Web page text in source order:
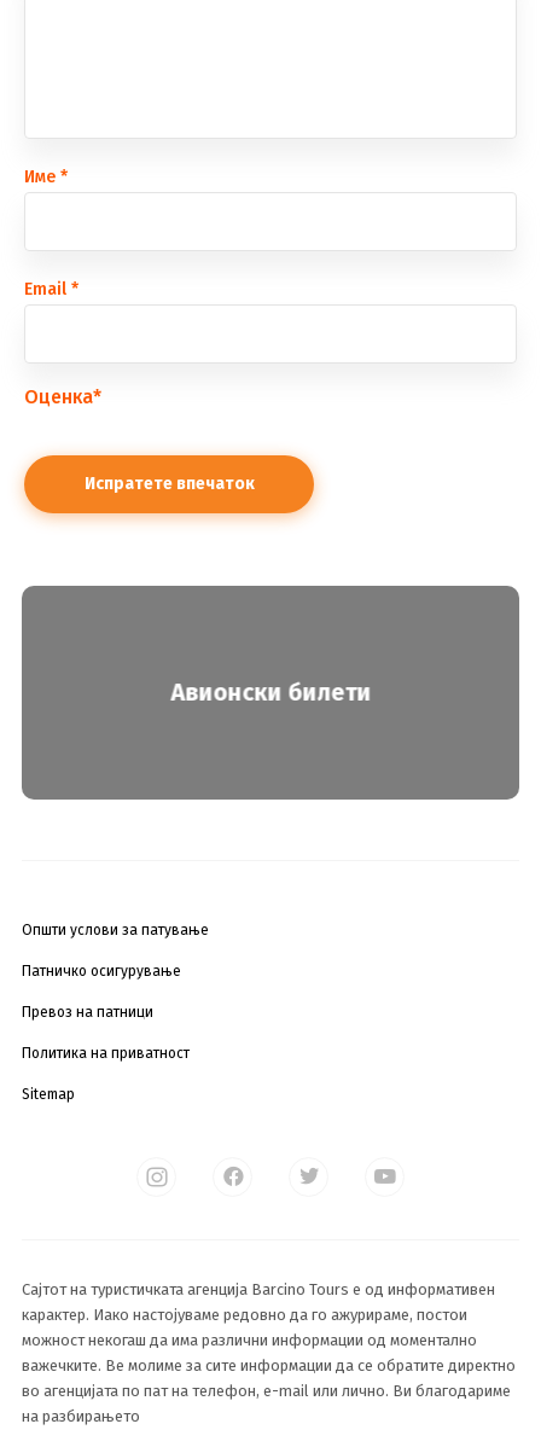
Име *
Еmail *
Оценка*
Авионски билети
Општи услови за патување
Патничко осигурување
Превоз на патници
Политика на приватност
Sitemap
Сајтот на туристичката агенција Barcino Tours е од информативен
карактер. Иако настојуваме редовно да го ажурираме, постои
можност некогаш да има различни информации од моментално
важечките. Ве молиме за сите информации да се обратите директно
во агенцијата по пат на телефон, e-mail или лично. Ви благодариме
на разбирањето